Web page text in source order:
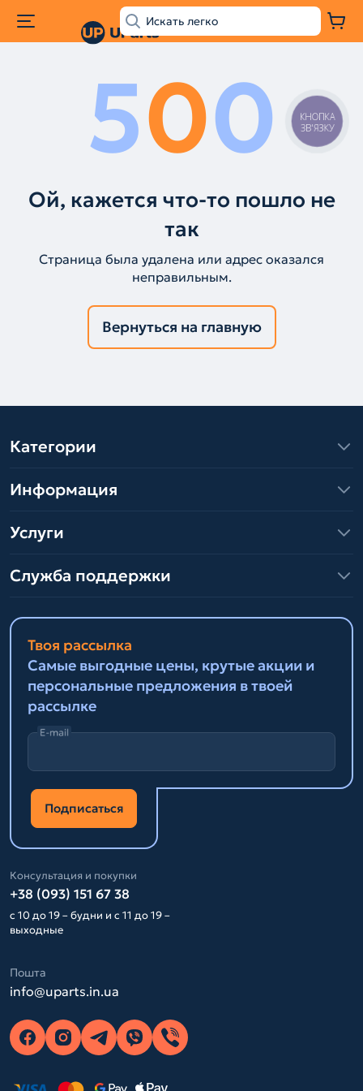
500
Ой, кажется что-то пошло не
так
Страница была удалена или адрес оказался
неправильным.
Вернуться на главную
Категории
Информация
Услуги
Служба поддержки
Твоя рассылка
Самые выгодные цены, крутые акции и
персональные предложения в твоей
рассылке
E-mail
Подписаться
Консультация и покупки
+38 (093) 151 67 38
с 10 до 19 – будни и с 11 до 19 –
выходные
Пошта
info@uparts.in.ua
КНОПКА
ЗВ'ЯЗКУ